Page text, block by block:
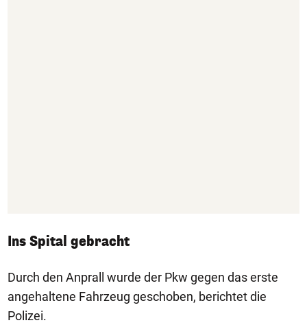
Ins Spital gebracht
Durch den Anprall wurde der Pkw gegen das erste
angehaltene Fahrzeug geschoben, berichtet die
Polizei.